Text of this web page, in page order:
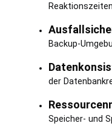
Backup-
der
Speicher- und